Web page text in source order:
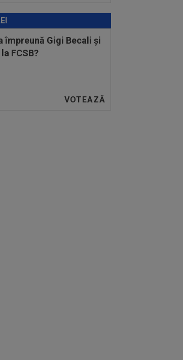
împreună Gigi Becali și
FCSB?